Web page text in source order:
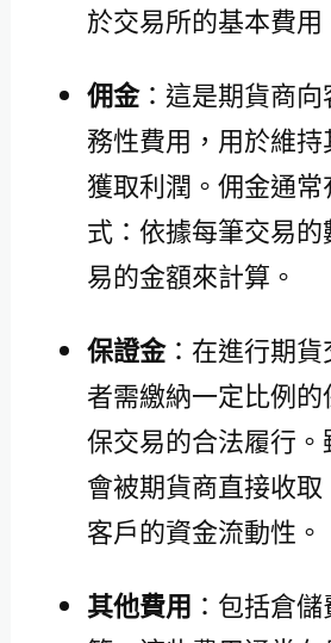
於交易所的基本費用
佣金：這是期貨商
務性費用，用於維
獲取利潤。佣金通
式：依據每筆交易
易的金額來計算。
保證金：在進行期
者需繳納一定比例
保交易的合法履行
會被期貨商直接收
客戶的資金流動性。
其他費用 ：包括倉